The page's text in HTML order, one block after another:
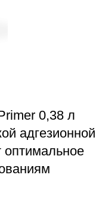
0,38 л
адгезионной
оптимальное